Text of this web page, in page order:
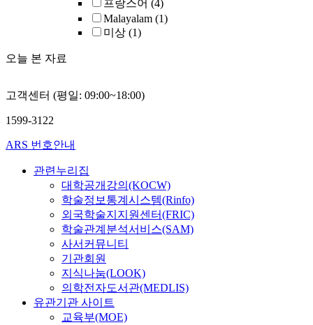
프랑스어 (4)
Malayalam (1)
미상 (1)
오늘 본 자료
고객센터 (평일: 09:00~18:00)
1599-3122
ARS 번호안내
관련누리집
대학공개강의(KOCW)
학술정보통계시스템(Rinfo)
외국학술지지원센터(FRIC)
학술관계분석서비스(SAM)
사서커뮤니티
기관회원
지식나눔(LOOK)
의학전자도서관(MEDLIS)
유관기관 사이트
교육부(MOE)